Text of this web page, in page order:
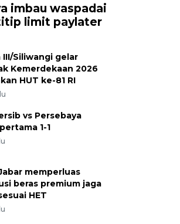
imbau waspadai
limit paylater
III/Siliwangi gelar
Kemerdekaan 2026
HUT ke-81 RI
vs Persebaya
1-1
memperluas
beras premium jaga
HET